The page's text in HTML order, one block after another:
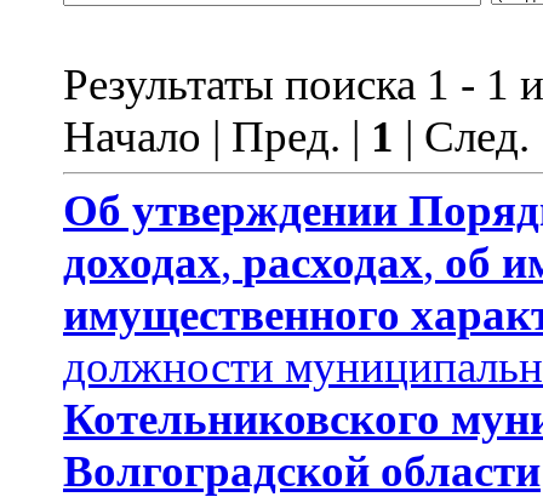
Результаты поиска 1 - 1
Начало | Пред. | 1 |
Об утверждении
доходах, расходах, об
имущественного
должности
Котельниковского
Волгоградской области